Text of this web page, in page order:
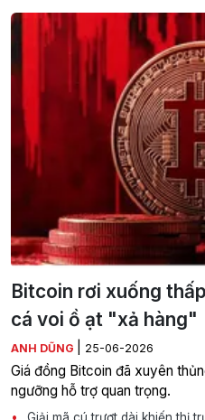
Bitcoin rơi xuống
cá voi ồ ạt "xả hàng"
ANH DŨNG 25-06-2026
Giá đồng Bitcoin đã xuyên
ngưỡng hỗ trợ quan trọng.
Giải mã cú trượt dài khiến thị